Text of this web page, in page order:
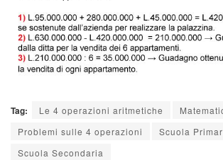
Tag: Le 4 operazioni aritmetiche
Problemi sulle 4 operazioni
Scuola
Scuola Secondaria